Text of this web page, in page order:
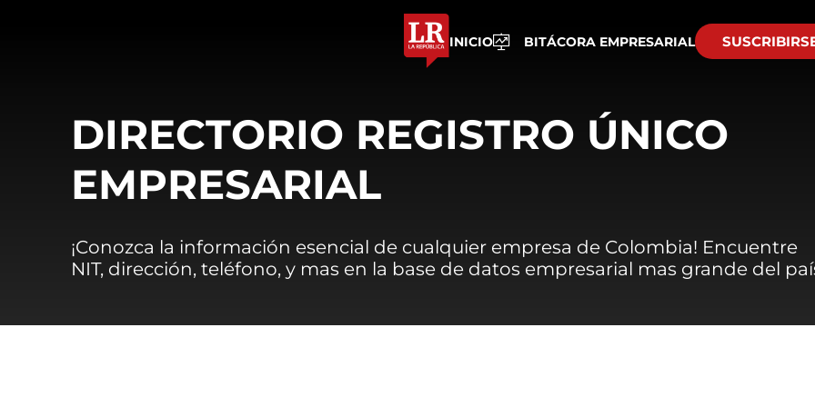
INICIO BITÁCORA EMPRESARIAL
DIRECTORIO REGISTRO ÚNICO
EMPRESARIAL
¡Conozca la información esencial de cualquier empresa de Colombia! Encuentre
NIT, dirección, teléfono, y mas en la base de datos empresarial mas grande del